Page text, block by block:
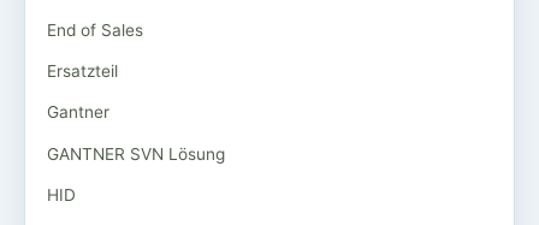
End of Sales
Ersatzteil
Gantner
GANTNER SVN Lösung
HID